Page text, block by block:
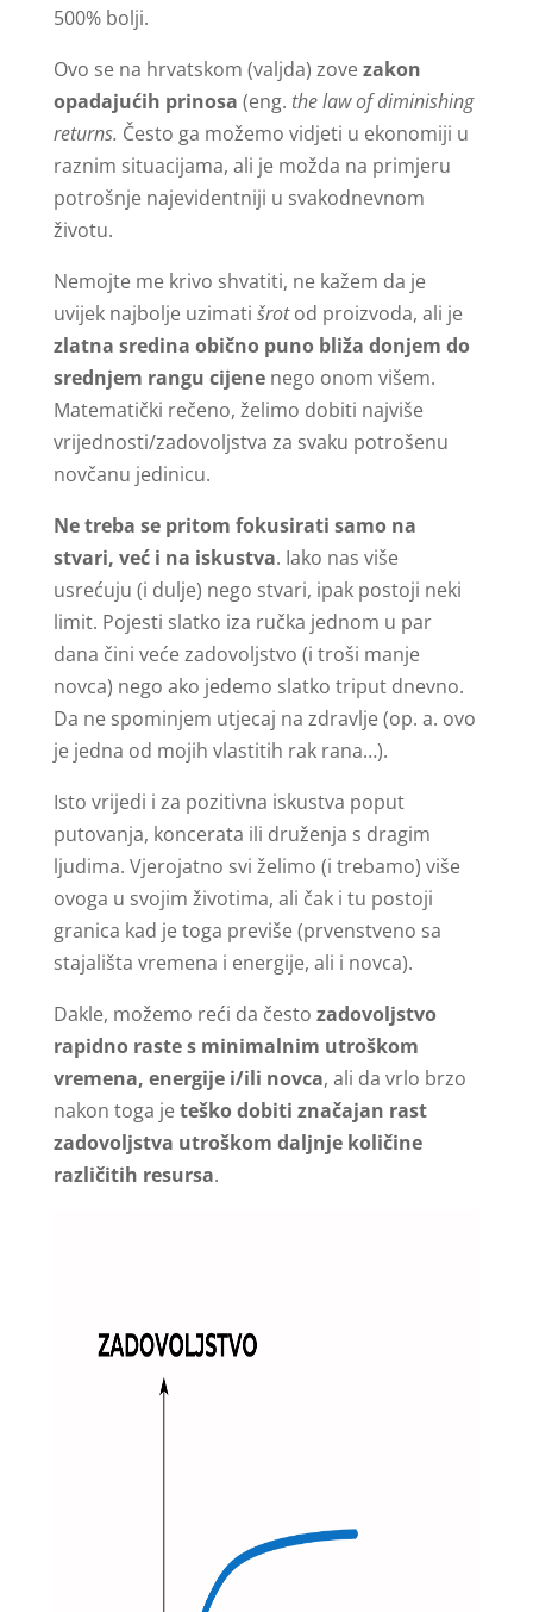
500% bolji.
Ovo se na hrvatskom (valjda) zovezakon
opadajućih prinosa (eng. the law of diminishing
returns. Često ga možemo vidjeti u ekonomiji u
raznim situacijama, ali je možda na primjeru
potrošnje najevidentniji u svakodnevnom
životu.
Nemojte me krivo shvatiti, ne kažem da je
uvijek najbolje uzimati šrotod proizvoda, ali je
zlatna sredina obično puno bliža donjem do
srednjem rangu cijenenego onom višem.
Matematički rečeno, želimo dobiti najviše
vrijednosti/zadovoljstva za svaku potrošenu
novčanu jedinicu.
Ne treba se pritom fokusirati samo na
stvari, već i na iskustva. Iako nas više
usrećuju (i dulje) nego stvari, ipak postoji neki
limit. Pojesti slatko iza ručka jednom u par
dana čini veće zadovoljstvo (i troši manje
novca) nego ako jedemo slatko triput dnevno.
Da ne spominjem utjecaj na zdravlje (op. a. ovo
je jedna od mojih vlastitih rak rana…).
Isto vrijedi i za pozitivna iskustva poput
putovanja, koncerata ili druženja s dragim
ljudima. Vjerojatno svi želimo (i trebamo) više
ovoga u svojim životima, ali čak i tu postoji
granica kad je toga previše (prvenstveno sa
stajališta vremena i energije, ali i novca).
Dakle, možemo reći da često zadovoljstvo
rapidno raste s minimalnim utroškom
vremena, energije i/ili novca, ali da vrlo brzo
nakon toga jeteško dobiti značajan rast
zadovoljstva utroškom daljnje količine
različitih resursa.